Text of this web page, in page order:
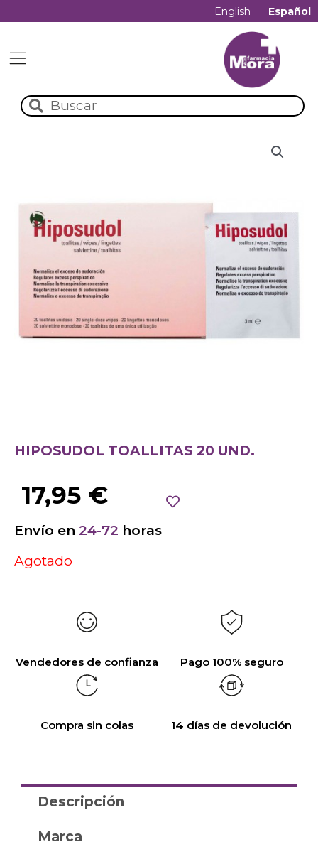
English Español
HIPOSUDOL TOALLITAS 20 UND.
17,95 €
Envío en 24-72 horas
Agotado
Vendedores de confianza Pago 100% seguro
Compra sin colas 14 días de devolución
Descripción
Marca